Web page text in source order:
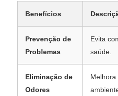
Benefícios
Prevenção de
Problemas
Evita
saúde.
Eliminação de
Odores